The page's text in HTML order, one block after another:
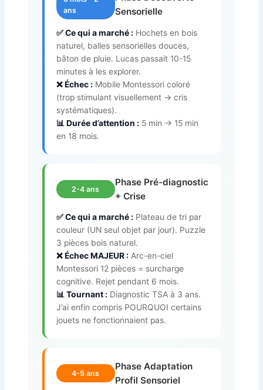
ans
Sensorielle
✅ Ce qui a marché :Hochets en bois
naturel, balles sensorielles douces,
bâton de pluie. Lucas passait 10-15
minutes à les explorer.
❌ Échec :Mobile Montessori coloré
(trop stimulant visuellement → cris
systématiques).
📊 Durée d’attention :5 min → 15 min
en 18 mois.
2-4 ans
Phase Pré-diagnostic
+ Crise
✅ Ce qui a marché :Plateau de tri par
couleur (UN seul objet par jour). Puzzle
3 pièces bois naturel.
❌ Échec MAJEUR :Arc-en-ciel
Montessori 12 pièces = surcharge
cognitive. Rejet pendant 6 mois.
📊 Tournant :Diagnostic TSA à 3 ans.
J’ai enfin compris POURQUOI certains
jouets ne fonctionnaient pas.
4-5 ans
Phase Adaptation
Profil Sensoriel